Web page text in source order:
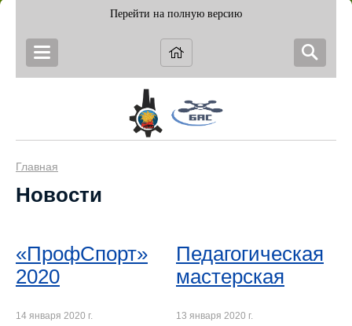
Перейти на полную версию
Главная
Новости
«ПрофСпорт»
2020
14 января 2020 г.
Педагогическая
мастерская
13 января 2020 г.